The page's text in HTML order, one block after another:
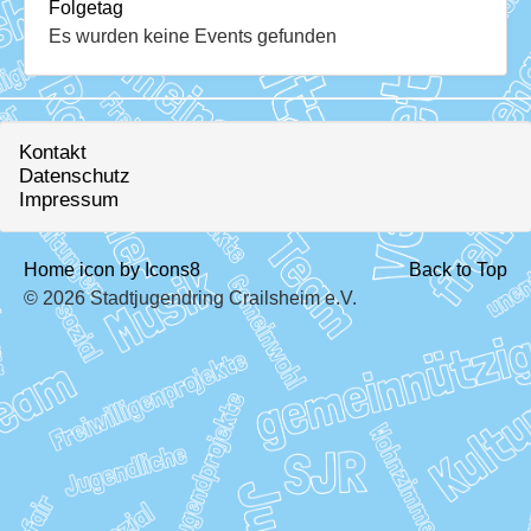
Download
Ratskeller
Folgetag
Es wurden keine Events gefunden
Kontakt
Datenschutz
Impressum
Home icon by Icons8
Back to Top
© 2026 Stadtjugendring Crailsheim e.V.